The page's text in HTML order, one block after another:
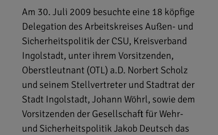
Am 30. Juli 2009 besuchte eine 18 köpfige
Delegation des Arbeitskreises Außen- und
Sicherheitspolitik der CSU, Kreisverband
Ingolstadt, unter ihrem Vorsitzenden,
Oberstleutnant (OTL) a.D. Norbert Scholz
und seinem Stellvertreter und Stadtrat der
Stadt Ingolstadt, Johann Wöhrl, sowie dem
Vorsitzenden der Gesellschaft für Wehr-
und Sicherheitspolitik Jakob Deutsch das